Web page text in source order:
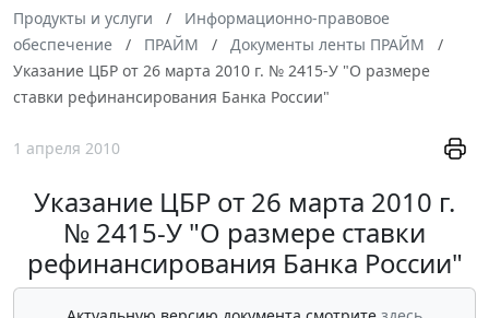
Продукты и услуги
Информационно-правовое
обеспечение
ПРАЙМ
Документы ленты ПРАЙМ
Указание ЦБР от 26 марта 2010 г. № 2415-У "О размере
ставки рефинансирования Банка России"
1 апреля 2010
Указание ЦБР от 26 марта 2010 г.
№ 2415-У "О размере ставки
рефинансирования Банка России"